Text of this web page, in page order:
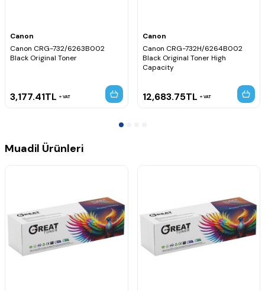
Yazıcınızla tam uyumlu çalışır.
Yüksek hacimli baskılar için güvenilir performans sağlar.
Uyumlu Yazıcı Modelleri
Canon i-SENSYS LBP-7780Cx
Canon
Canon CRG-732/6263B002
Black Original Toner
3,177.41TL VAT
Canon
Canon CRG-732H/6264B002
Black Original Toner High
Capacity
12,683.75TL VAT
Muadil Ürünleri